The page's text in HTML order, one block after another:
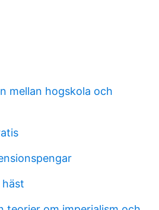
mellan hogskola och
häst